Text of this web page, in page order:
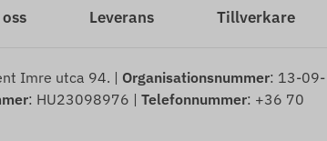
Leverans Tillverkare
Imre utca 94. | Organisationsnummer: 13-09-
: HU23098976 | Telefonnummer: +36 70